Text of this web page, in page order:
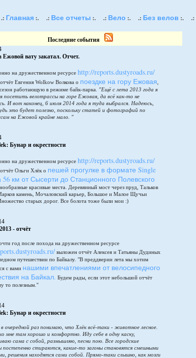
.: Главная :. .: Все отчеты :. .: Вело :. .: Без велов :. .:
Последние события
Ежовой вату закатал. Отчет.
на дружественном ресурсе http://reports.dustyroads.ru/
Евгения Wolkow Волкова о поездке на гору Ежовая
работающую в режиме байк-парка. "Ещё с лета 2013 года я
посетить велотрассы на горе Ежовая, да всё как-то не
И вот наконец, 6 июля 2014 года я туда выбрался. Надеюсь,
это будет полезно, поскольку статей и фотографий по
на Ежовой крайне мало. "
Бунар и окрестности
на дружественном ресурсе http://reports.dustyroads.ru/
Ольги Хлёк о пешей прогулке в формате Single
56 км от Сысерти до Станционного Полевского
красивые места. Деревянный мост через пруд, Тальков
камень, Мочаловский карьер, Большое и Малое Щучьи
старых дорог. Все болота тоже были мои :)
- отчёт
год после похода на дружественном ресурсе
выложен отчёт Алексея и Татьяны Дудиных
путешествии по Байкалу. "В преддверии лета мы хотим
с вами нашими впечатлениями от велосипедного
на Байкал. Будем рады, если этот небольшой отчёт
то полезным."
Бунар и окрестности
очередной раз понимаю, что Хлёк всё-таки - животное лесное.
мне там хорошо и комфортно. Иду себе в одну каску,
сама с собой, размышляю, песни пою. Все городские
постепенно стираются, какие-то загоны становятся смешными
решения находятся сами собой. Прямо-таки слышно, как мозги